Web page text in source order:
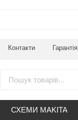
Контакти Гарантія
СХЕМИ MAKITA